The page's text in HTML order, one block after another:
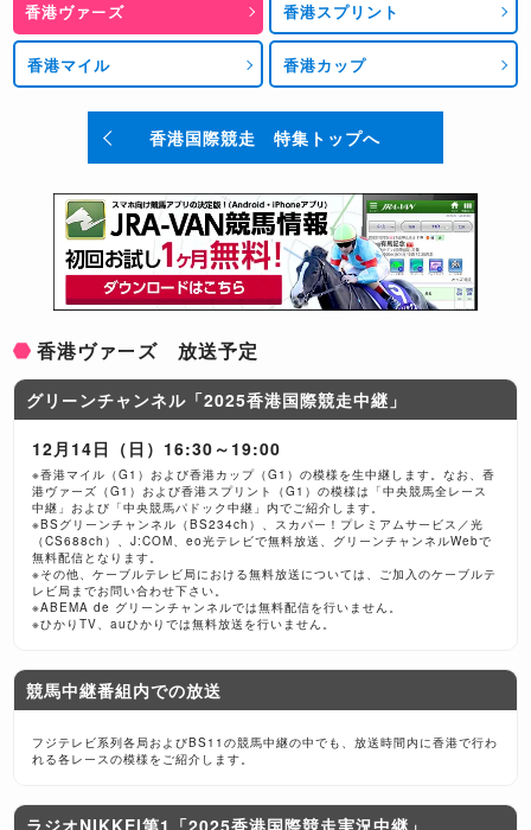
香港ヴァーズ 香港スプリント
香港マイル 香港カップ
香港国際競走 特集トップへ
香港ヴァーズ 放送予定
グリーンチャンネル「2025香港国際競走中継」
12月14日（日）16:30～19:00
※香港マイル（G1）および香港カップ（G1）の模様を生中継します。なお、香
港ヴァーズ（G1）および香港スプリント（G1）の模様は「中央競馬全レース
中継」および「中央競馬パドック中継」内でご紹介します。
※BSグリーンチャンネル（BS234ch）、スカパー！プレミアムサービス／光
（CS688ch）、J:COM、eo光テレビで無料放送、グリーンチャンネルWebで
無料配信となります。
※その他、ケーブルテレビ局における無料放送については、ご加入のケーブルテ
レビ局までお問い合わせ下さい。
※ABEMA de グリーンチャンネルでは無料配信を行いません。
※ひかりTV、auひかりでは無料放送を行いません。
競馬中継番組内での放送
フジテレビ系列各局およびBS11の競馬中継の中でも、放送時間内に香港で行わ
れる各レースの模様をご紹介します。
ラジオNIKKEI第1「2025香港国際競走実況中継」